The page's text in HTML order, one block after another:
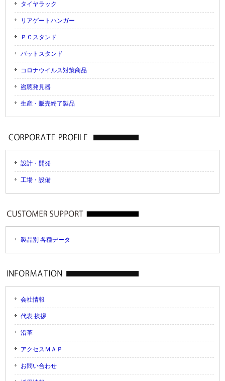
タイヤラック
リアゲートハンガー
ＰＣスタンド
バットスタンド
コロナウイルス対策商品
盗聴発見器
生産・販売終了製品
設計・開発
工場・設備
製品別 各種データ
会社情報
代表 挨拶
沿革
アクセスＭＡＰ
お問い合わせ